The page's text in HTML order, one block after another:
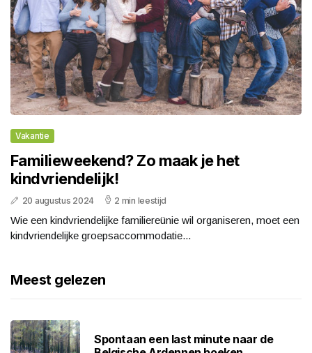
Vakantie
Familieweekend? Zo maak je het
kindvriendelijk!
20 augustus 2024 2 min leestijd
Wie een kindvriendelijke familiereünie wil organiseren, moet een
kindvriendelijke groepsaccommodatie...
Meest gelezen
Spontaan een last minute naar de